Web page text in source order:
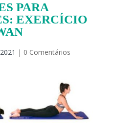
PARA
EXERCÍCIO
| 0 Comentários